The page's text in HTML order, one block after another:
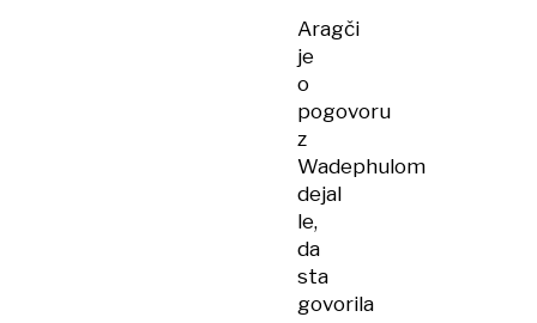
Aragči
je
o
pogovoru
z
Wadephulom
dejal
le,
da
sta
govorila